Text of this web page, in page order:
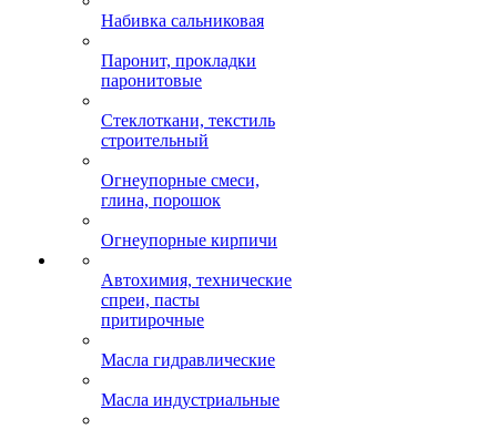
Набивка сальниковая
Паронит, прокладки
паронитовые
Стеклоткани, текстиль
строительный
Огнеупорные смеси,
глина, порошок
Огнеупорные кирпичи
Автохимия, технические
спреи, пасты
притирочные
Масла гидравлические
Масла индустриальные